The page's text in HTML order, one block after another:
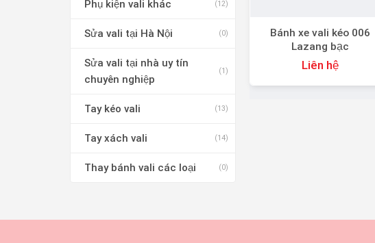
Phụ kiện vali khác (12)
Sửa vali tại Hà Nội (0)
Sửa vali tại nhà uy tín
chuyên nghiệp
(1)
Tay kéo vali (13)
Tay xách vali (14)
Thay bánh vali các loại (0)
Bánh xe vali kéo 006
Lazang bạc
Liên hệ